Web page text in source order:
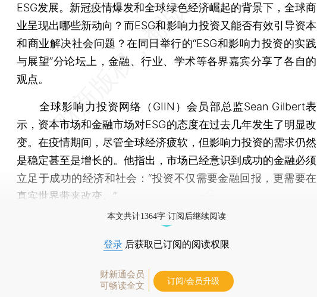
ESG发展。新冠疫情爆发和全球绿色经济崛起的背景下，全球商
业呈现出哪些新动向？而ESG和影响力投资又能否有效引导资本
和商业解决社会问题？在同日举行的“ESG和影响力投资的实践
与展望”分论坛上，金融、行业、学术等各界嘉宾分享了各自的
观点。
全球影响力投资网络（GIIN）会员部总监Sean Gilbert表
示，资本市场和金融市场对ESG的态度在过去几年发生了明显改
变。在疫情期间，尽管全球经济疲软，但影响力投资的需求仍然
是稳定甚至是增长的。他指出，市场已经意识到成功的金融必须
立足于成功的经济和社会：“投资不仅需要金融回报，更需要在
真实世界带来改变。”
本文共计1364字 订阅后继续阅读
登录 后获取已订阅的阅读权限
财新通会员
可畅读全文
订阅/会员升级